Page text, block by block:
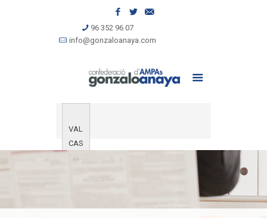
96 352 96 07
info@gonzaloanaya.com
VAL
CAS